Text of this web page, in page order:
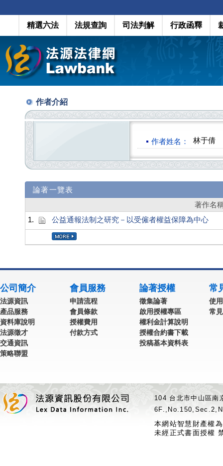
精選六法 法規查詢 司法判解 行政函釋
作者介紹
作者姓名： 林于倩
論著一覽表
著作名
1.
公益通報法制之研究－以受僱者權益保障為中心
公司簡介
法源資訊
產品服務
資料庫說明
法源徵才
交通資訊
策略聯盟
會員服務
申請流程
會員條款
授權費用
付款方式
論著授權
徵集論著
啟用授權專區
權利金計算說明
授權合約書下載
投稿基本資料表
常
使
常
104 台北市中山區
本網站智慧財產權
未經正式書面授權